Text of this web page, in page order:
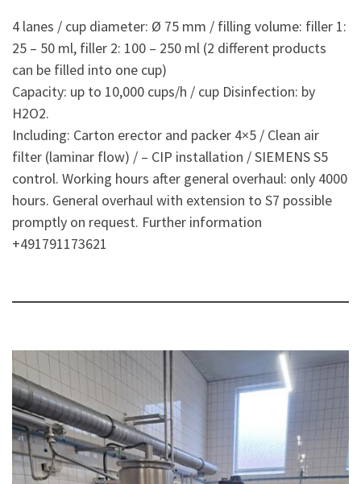
4 lanes / cup diameter: Ø 75 mm / filling volume: filler 1:
25 – 50 ml, filler 2: 100 – 250 ml (2 different products
can be filled into one cup)
Capacity: up to 10,000 cups/h / cup Disinfection: by
H2O2.
Including: Carton erector and packer 4×5 / Clean air
filter (laminar flow) / – CIP installation / SIEMENS S5
control. Working hours after general overhaul: only 4000
hours. General overhaul with extension to S7 possible
promptly on request. Further information
+491791173621